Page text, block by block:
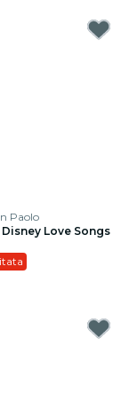
Paolo
Love Songs